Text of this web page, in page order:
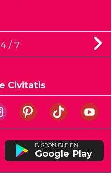
/ 7
Civitatis
DISPONIBLE EN
Google Play